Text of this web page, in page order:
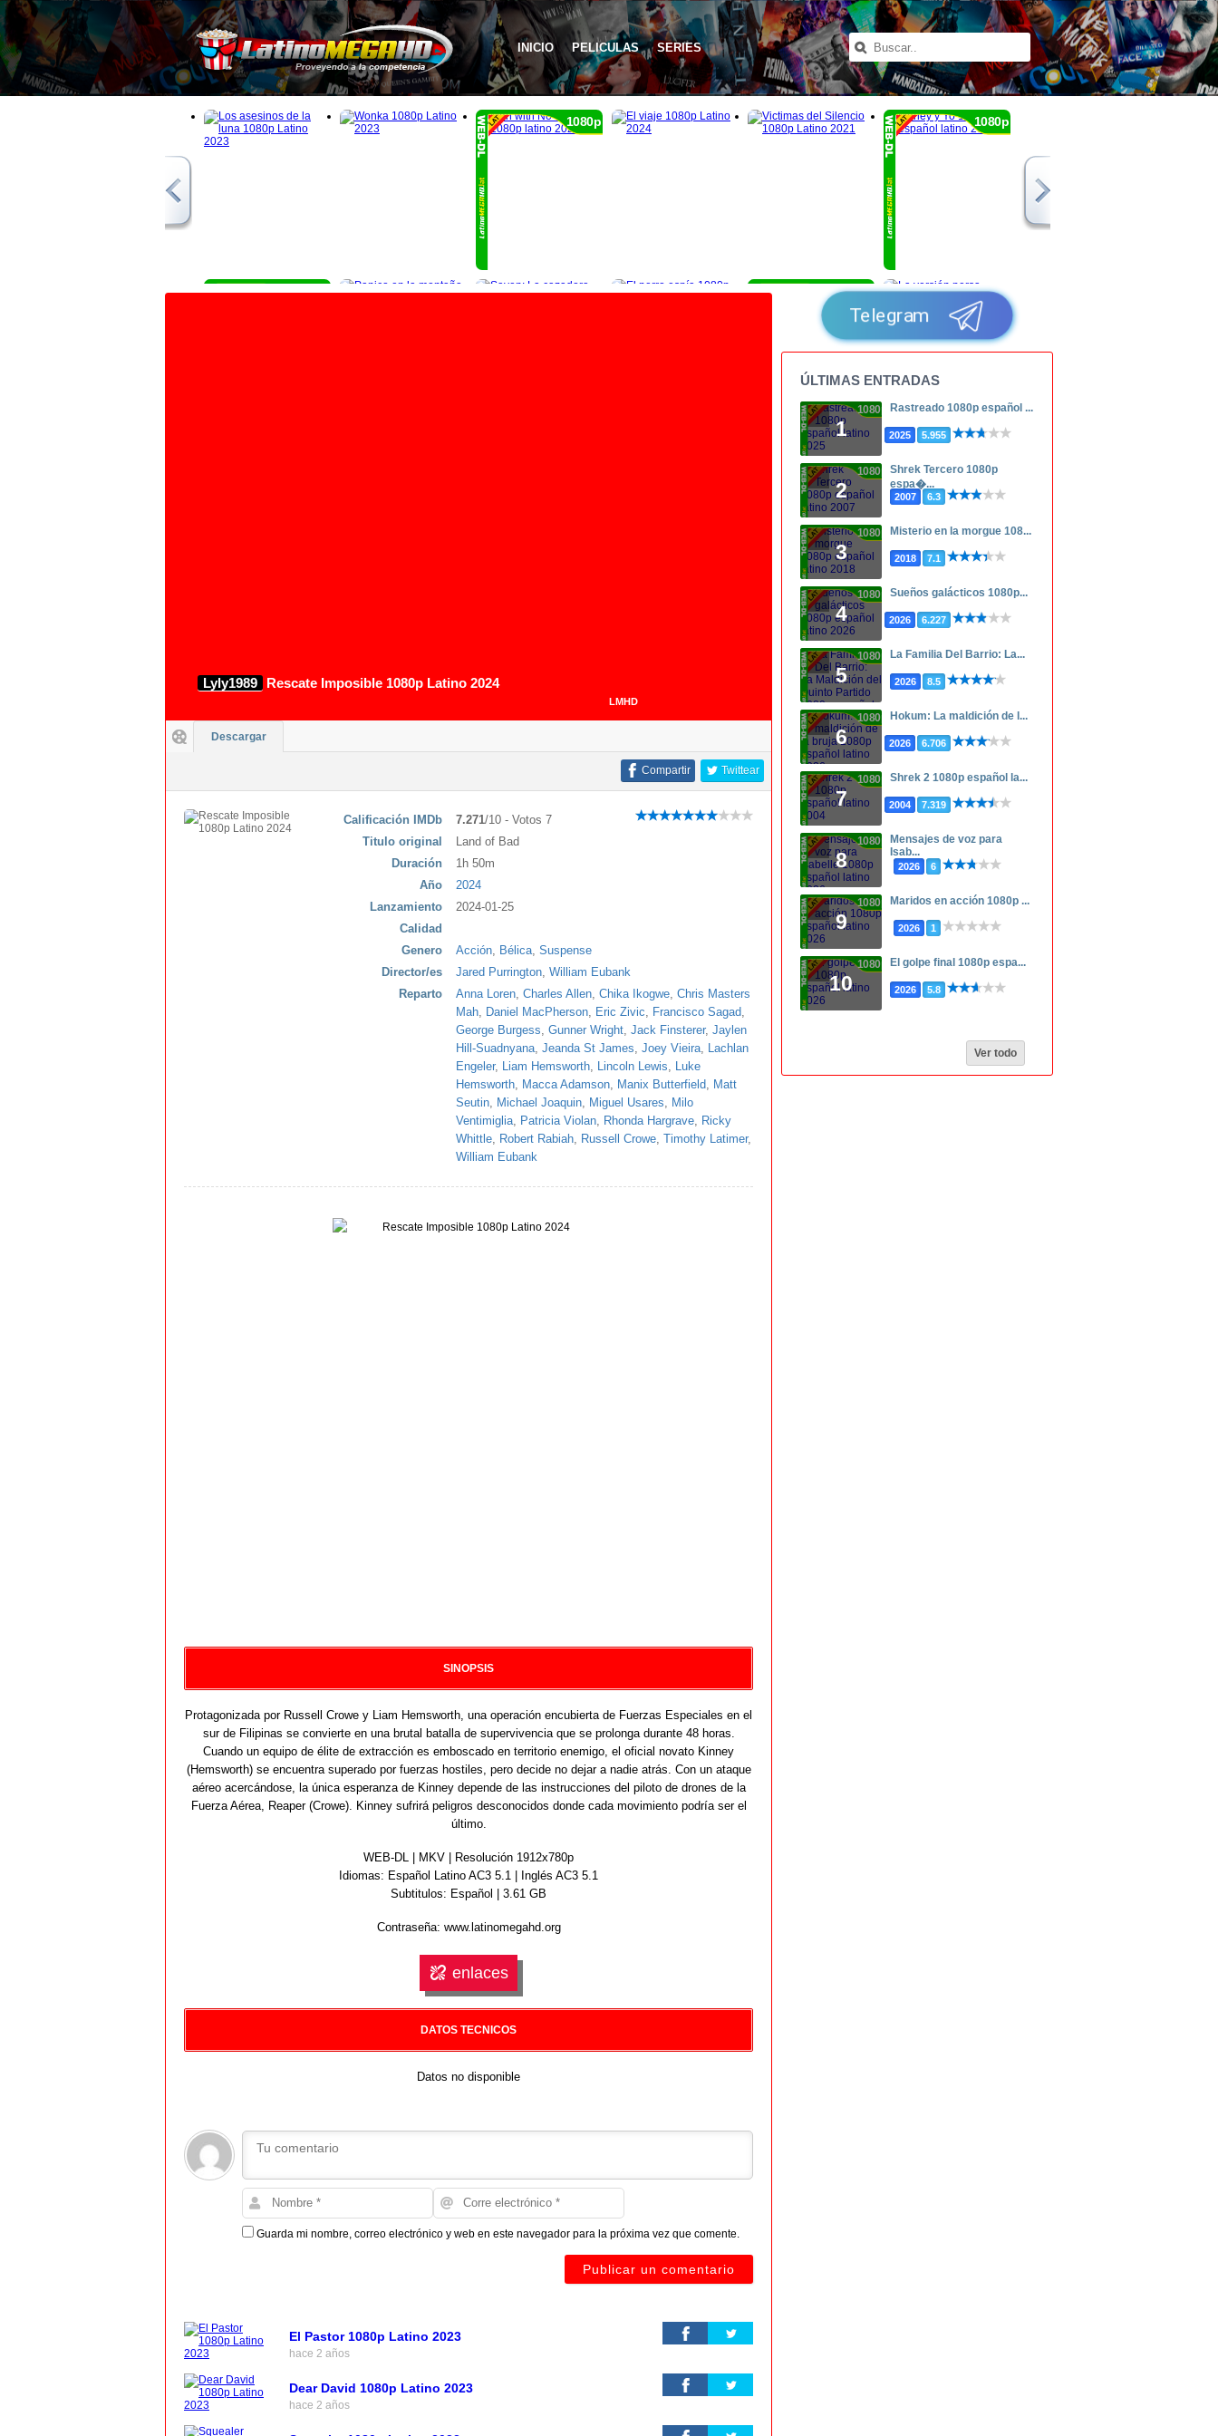
INICIO PELICULAS SERIES
1080p 1080p
1080p 1080p
Lyly1989 Rescate Imposible 1080p Latino 2024
LMHD
Descargar
Twittear
Compartir
Calificación IMDb 7.271/10 - Votos 7
Titulo original
Land of Bad
Duración
1h 50m
Año
2024
Lanzamiento
2024-01-25
Calidad
Genero
Acción, Bélica, Suspense
Director/es
Jared Purrington, William Eubank
Reparto
Anna Loren, Charles Allen, Chika Ikogwe, Chris Masters
Mah, Daniel MacPherson, Eric Zivic, Francisco Sagad,
George Burgess, Gunner Wright, Jack Finsterer, Jaylen
Hill-Suadnyana, Jeanda St James, Joey Vieira, Lachlan
Engeler, Liam Hemsworth, Lincoln Lewis, Luke
Hemsworth, Macca Adamson, Manix Butterfield, Matt
Seutin, Michael Joaquin, Miguel Usares, Milo
Ventimiglia, Patricia Violan, Rhonda Hargrave, Ricky
Whittle, Robert Rabiah, Russell Crowe, Timothy Latimer,
William Eubank
SINOPSIS
Protagonizada por Russell Crowe y Liam Hemsworth, una operación encubierta de Fuerzas Especiales en el
sur de Filipinas se convierte en una brutal batalla de supervivencia que se prolonga durante 48 horas.
Cuando un equipo de élite de extracción es emboscado en territorio enemigo, el oficial novato Kinney
(Hemsworth) se encuentra superado por fuerzas hostiles, pero decide no dejar a nadie atrás. Con un ataque
aéreo acercándose, la única esperanza de Kinney depende de las instrucciones del piloto de drones de la
Fuerza Aérea, Reaper (Crowe). Kinney sufrirá peligros desconocidos donde cada movimiento podría ser el
último.
WEB-DL | MKV | Resolución 1912x780p
Idiomas: Español Latino AC3 5.1 | Inglés AC3 5.1
Subtitulos: Español | 3.61 GB
Contraseña: www.latinomegahd.org
enlaces
DATOS TECNICOS
Datos no disponible
Guarda mi nombre, correo electrónico y web en este navegador para la próxima vez que comente.
El Pastor 1080p Latino 2023
hace 2 años
Dear David 1080p Latino 2023
hace 2 años
Telegram
ÚLTIMAS ENTRADAS
1
1080p Rastreado 1080p español ...
2025 5.955
2
1080p
Shrek Tercero 1080p
espa�...
2007 6.3
3
1080p Misterio en la morgue 108...
2018 7.1
4
1080p Sueños galácticos 1080p...
2026 6.227
5
1080p La Familia Del Barrio: La...
2026 8.5
6
1080p Hokum: La maldición de l...
2026 6.706
7
1080p Shrek 2 1080p español la...
2004 7.319
8
1080p
Mensajes de voz para
Isab...
2026 6
9
1080p Maridos en acción 1080p ...
2026 1
10
1080p El golpe final 1080p espa...
2026 5.8
Ver todo